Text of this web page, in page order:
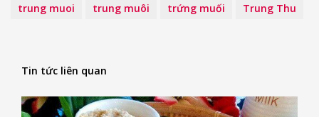
trung muoi
trung muôi trứng muối Trung Thu
Tin tức liên quan